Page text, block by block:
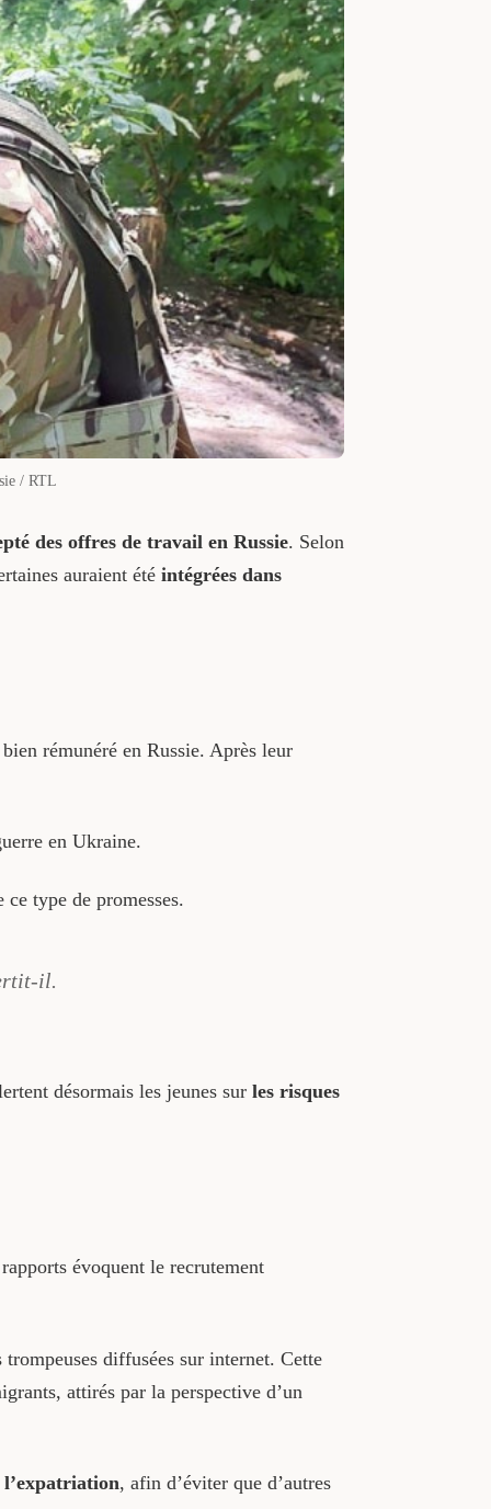
/ RTL
des offres de travail en Russie. Selon
auraient été intégrées dans
rémunéré en Russie. Après leur
en Ukraine.
type de promesses.
il.
désormais les jeunes sur les risques
évoquent le recrutement
diffusées sur internet. Cette
attirés par la perspective d’un
, afin d’éviter que d’autres